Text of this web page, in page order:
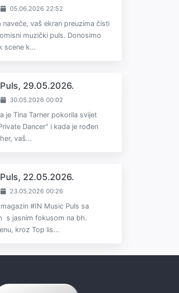
05.06.2026 22:52
naveče, vaš ekran preuzima čisti
muzički puls. Donosimo
scene k...
29.05.2026.
30.05.2026 00:02
je Tina Tarner pokorila svijet
Dancer" i kada je rođen
vaš...
22.05.2026.
23.05.2026 00:26
#IN Music Puls sa
s jasnim fokusom na bh.
kroz Top lis...